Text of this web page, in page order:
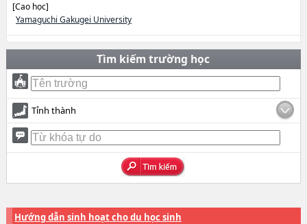
[Cao học]
Yamaguchi Gakugei University
Tìm kiếm trường học
Tỉnh thành
Hướng dẫn sinh hoạt cho du học sinh